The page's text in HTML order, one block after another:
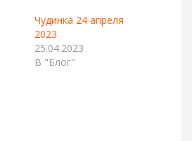
Чудинка 24 апреля
2023
25.04.2023
В "Блог"